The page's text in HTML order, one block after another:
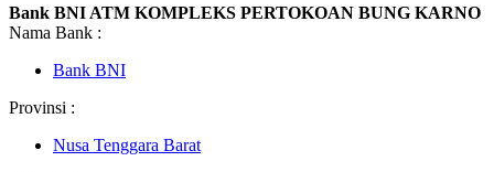
Bank BNI ATM KOMPLEKS PERTOKOAN BUNG KARNO
Nama Bank :
Bank BNI
Provinsi :
Nusa Tenggara Barat